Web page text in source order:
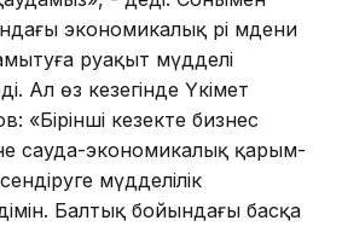
экономикалық әрі мәдени
әруақыт мүдделі
Ал өз кезегінде Үкімет
«Бірінші кезекте бизнес
сауда-экономикалық қарым-
мүдделілік
Балтық бойындағы басқа